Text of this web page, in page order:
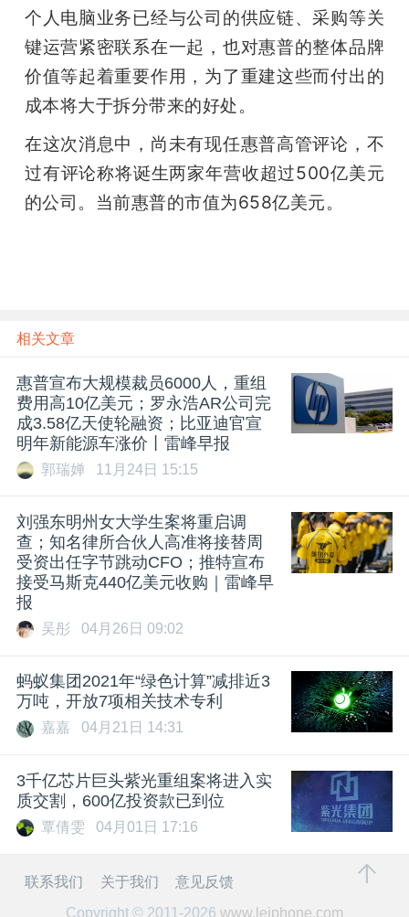
GAIR
专
爱
个人电脑业务已经与公司的供应链、采购等关
键运营紧密联系在一起，也对惠普的整体品牌
价值等起着重要作用，为了重建这些而付出的
成本将大于拆分带来的好处。
在这次消息中，尚未有现任惠普高管评论，不
过有评论称将诞生两家年营收超过500亿美元
的公司。当前惠普的市值为658亿美元。
相关文章
惠普宣布大规模裁员6000人，重组
费用高10亿美元；罗永浩AR公司完
成3.58亿天使轮融资；比亚迪官宣
明年新能源车涨价丨雷峰早报
郭瑞婵 11月24日 15:15
刘强东明州女大学生案将重启调
查；知名律所合伙人高准将接替周
受资出任字节跳动CFO；推特宣布
接受马斯克440亿美元收购｜雷峰早
报
吴彤 04月26日 09:02
蚂蚁集团2021年“绿色计算”减排近3
万吨，开放7项相关技术专利
嘉嘉 04月21日 14:31
3千亿芯片巨头紫光重组案将进入实
质交割，600亿投资款已到位
覃倩雯 04月01日 17:16
联系我们 关于我们
意见反馈
Copyright © 2011-2026 www.leiphone.com